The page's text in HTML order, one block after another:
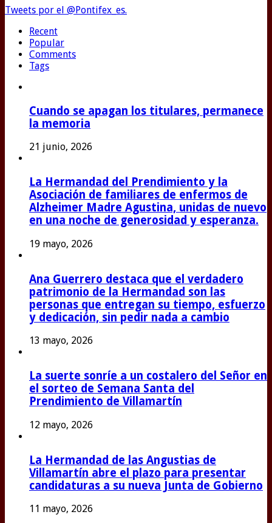
Tweets por el @Pontifex_es.
Recent
Popular
Comments
Tags
Cuando se apagan los titulares, permanece
la memoria
21 junio, 2026
La Hermandad del Prendimiento y la
Asociación de familiares de enfermos de
Alzheimer Madre Agustina, unidas de nuevo
en una noche de generosidad y esperanza.
19 mayo, 2026
Ana Guerrero destaca que el verdadero
patrimonio de la Hermandad son las
personas que entregan su tiempo, esfuerzo
y dedicación, sin pedir nada a cambio
13 mayo, 2026
La suerte sonríe a un costalero del Señor en
el sorteo de Semana Santa del
Prendimiento de Villamartín
12 mayo, 2026
La Hermandad de las Angustias de
Villamartín abre el plazo para presentar
candidaturas a su nueva Junta de Gobierno
11 mayo, 2026